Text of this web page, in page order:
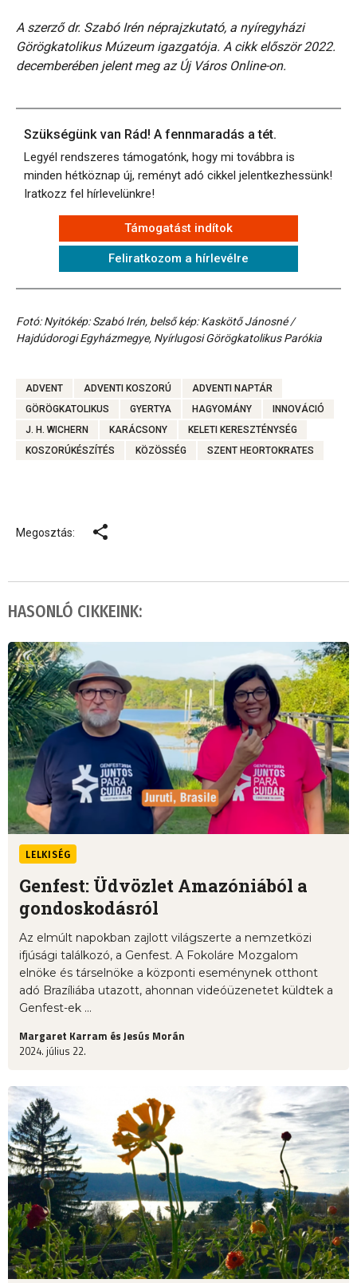
A szerző dr. Szabó Irén néprajzkutató, a nyíregyházi
Görögkatolikus Múzeum igazgatója. A cikk először 2022.
decemberében jelent meg az Új Város Online-on.
Szükségünk van Rád! A fennmaradás a tét.
Legyél rendszeres támogatónk, hogy mi továbbra is
minden hétköznap új, reményt adó cikkel jelentkezhessünk!
Iratkozz fel hírlevelünkre!
Támogatást indítok
Feliratkozom a hírlevélre
Fotó: Nyitókép: Szabó Irén, belső kép: Kaskötő Jánosné /
Hajdúdorogi Egyházmegye, Nyírlugosi Görögkatolikus Parókia
ADVENT ADVENTI KOSZORÚ
ADVENTI NAPTÁR
GÖRÖGKATOLIKUS
GYERTYA HAGYOMÁNY
INNOVÁCIÓ
J. H. WICHERN
KARÁCSONY
KELETI KERESZTÉNYSÉG
KOSZORÚKÉSZÍTÉS
KÖZÖSSÉG SZENT HEORTOKRATES
Megosztás:
HASONLÓ CIKKEINK:
LELKISÉG
Genfest: Üdvözlet Amazóniából a
gondoskodásról
Az elmúlt napokban zajlott világszerte a nemzetközi
ifjúsági találkozó, a Genfest. A Fokoláre Mozgalom
elnöke és társelnöke a központi eseménynek otthont
adó Brazíliába utazott, ahonnan videóüzenetet küldtek a
Genfest-ek ...
Margaret Karram és Jesús Morán
2024. július 22.